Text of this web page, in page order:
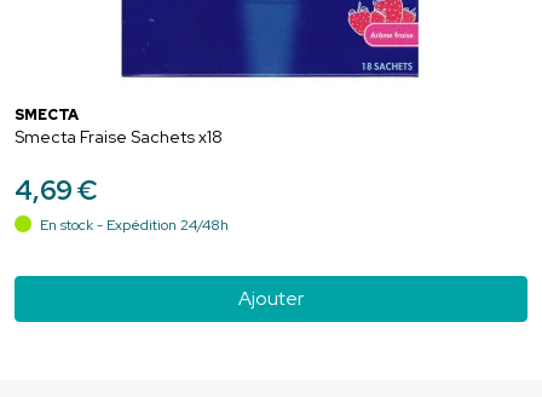
SMECTA
Smecta Fraise Sachets x18
4,69€
En stock - Expédition 24/48h
Ajouter